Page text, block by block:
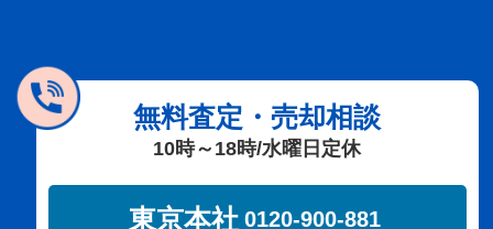
無料査定・売却相談
10時～18時/水曜日定休
東京本社 0120-900-881